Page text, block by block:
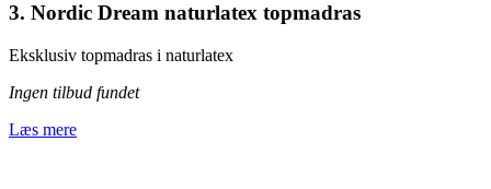
3. Nordic Dream naturlatex topmadras
Eksklusiv topmadras i naturlatex
Ingen tilbud fundet
Læs mere